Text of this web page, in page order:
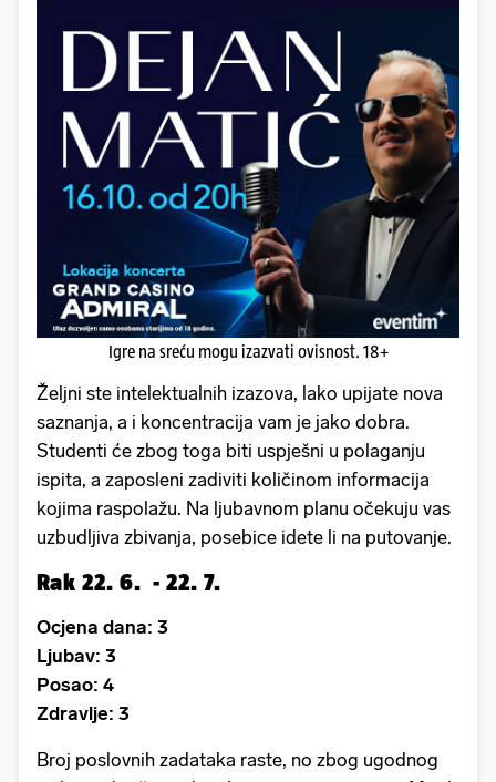
Igre na sreću mogu izazvati ovisnost. 18+
Željni ste intelektualnih izazova, lako upijate nova
saznanja, a i koncentracija vam je jako dobra.
Studenti će zbog toga biti uspješni u polaganju
ispita, a zaposleni zadiviti količinom informacija
kojima raspolažu. Na ljubavnom planu očekuju vas
uzbudljiva zbivanja, posebice idete li na putovanje.
Rak 22. 6. - 22. 7.
Ocjena dana: 3
Ljubav: 3
Posao: 4
Zdravlje: 3
Broj poslovnih zadataka raste, no zbog ugodnog